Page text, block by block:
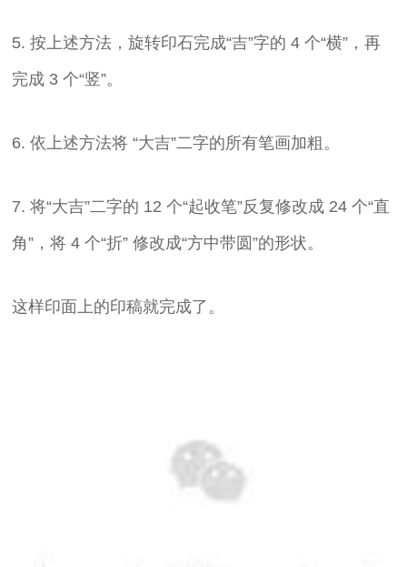
5. 按上述方法，旋转印石完成“吉”字的 4 个“横”，再
完成 3 个“竖”。
6. 依上述方法将 “大吉”二字的所有笔画加粗。
7. 将“大吉”二字的 12 个“起收笔”反复修改成 24 个“直
角”，将 4 个“折” 修改成“方中带圆”的形状。
这样印面上的印稿就完成了。